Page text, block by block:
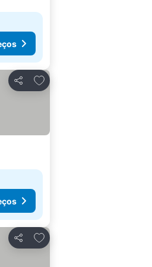
Partilhar
Adicionar aos favoritos
Partilhar
Adicionar aos favoritos